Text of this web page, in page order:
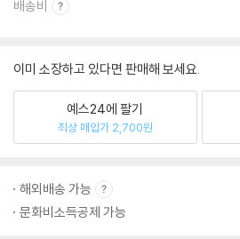
배송비
이미 소장하고 있다면 판매해 보세요.
예스24에 팔기
최상 매입가 2,700원
해외배송 가능
문화비소득공제 가능